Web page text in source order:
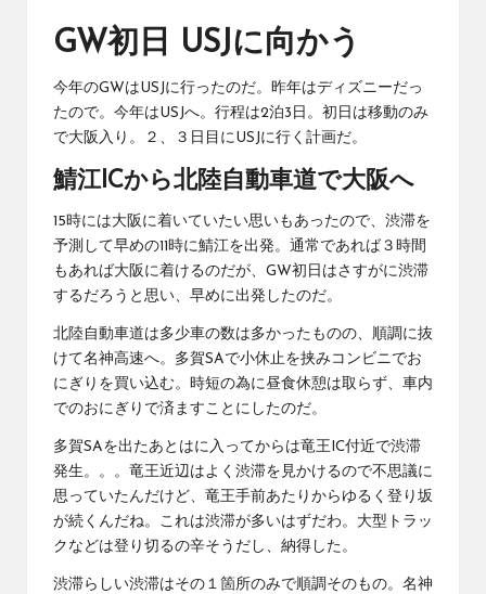
GW初日 USJに向かう
今年のGWはUSJに行ったのだ。昨年はディズニーだっ
たので。今年はUSJへ。行程は2泊3日。初日は移動のみ
で大阪入り。２、３日目にUSJに行く計画だ。
鯖江ICから北陸自動車道で大阪へ
15時には大阪に着いていたい思いもあったので、渋滞を
予測して早めの11時に鯖江を出発。通常であれば３時間
もあれば大阪に着けるのだが、GW初日はさすがに渋滞
するだろうと思い、早めに出発したのだ。
北陸自動車道は多少車の数は多かったものの、順調に抜
けて名神高速へ。多賀SAで小休止を挟みコンビニでお
にぎりを買い込む。時短の為に昼食休憩は取らず、車内
でのおにぎりで済ますことにしたのだ。
多賀SAを出たあとはに入ってからは竜王IC付近で渋滞
発生。。。竜王近辺はよく渋滞を見かけるので不思議に
思っていたんだけど、竜王手前あたりからゆるく登り坂
が続くんだね。これは渋滞が多いはずだわ。大型トラッ
クなどは登り切るの辛そうだし、納得した。
渋滞らしい渋滞はその１箇所のみで順調そのもの。名神